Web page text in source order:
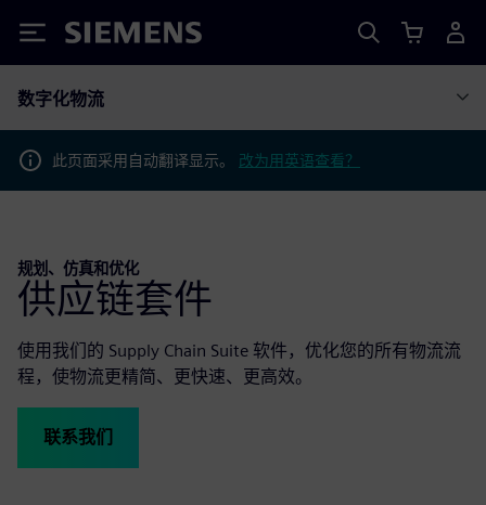
Siemens
数字化物流
此页面采用自动翻译显示。 改为用英语查看？
规划、仿真和优化
供应链套件
使用我们的 Supply Chain Suite 软件，优化您的所有物流流
程，使物流更精简、更快速、更高效。
联系我们